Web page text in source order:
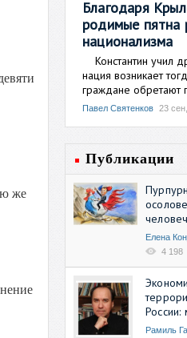
же
Благодаря
родимые пятна
национализма
Константин учил
нация возникает
граждане обретают
Павел Святенков 23
Публикации
Елена
4 198
России:
Рамиль